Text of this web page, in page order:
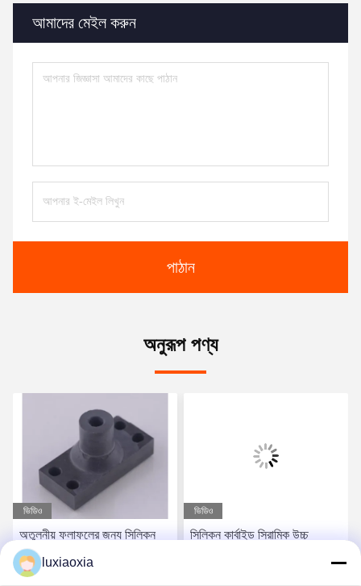
আমাদের মেইল ​​করুন
পাঠান
অনুরূপ পণ্য
ভিডিও
অতুলনীয় ফলাফলের জন্য সিলিকন
কার্বাইড সেরামিকস দিয়ে আপনার শিল্পে
বিপ্লব আনুন
ভিডিও
সিলিকন কার্বাইড সিরামিক উচ্চ
luxiaoxia